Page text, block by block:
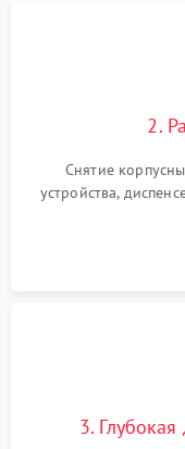
2.
Снятие
устройства,
внутренних
Промывка
3.